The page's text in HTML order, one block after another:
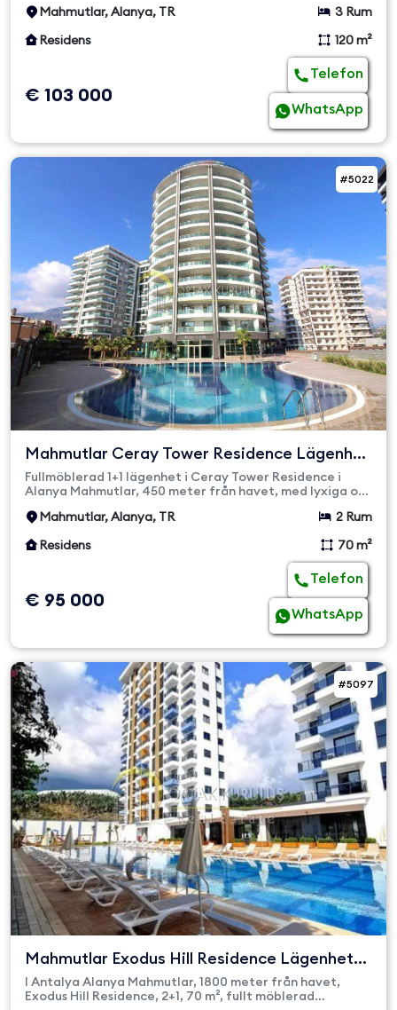
Mahmutlar, Alanya, TR
3 Rum
Residens
120 m²
€ 103 000
Telefon
WhatsApp
#5022
Mahmutlar Ceray Tower Residence Lägenhet
till salu
Fullmöblerad 1+1 lägenhet i Ceray Tower Residence i
Alanya Mahmutlar, 450 meter från havet, med lyxiga och
Mahmutlar, Alanya, TR
2 Rum
Residens
70 m²
€ 95 000
Telefon
WhatsApp
#5097
Mahmutlar Exodus Hill Residence Lägenhet
till salu
I Antalya Alanya Mahmutlar, 1800 meter från havet,
Exodus Hill Residence, 2+1, 70 m², fullt möblerad